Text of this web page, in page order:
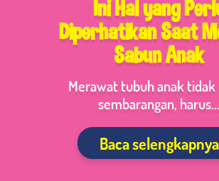
Ini Hal yang
Diperhatikan Saat
Sabun Anak
Merawat tubuh anak
sembarangan, harus...
Baca selengkapnya